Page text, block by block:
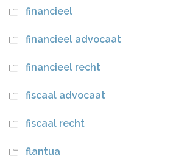
financieel
financieel advocaat
financieel recht
fiscaal advocaat
fiscaal recht
flantua